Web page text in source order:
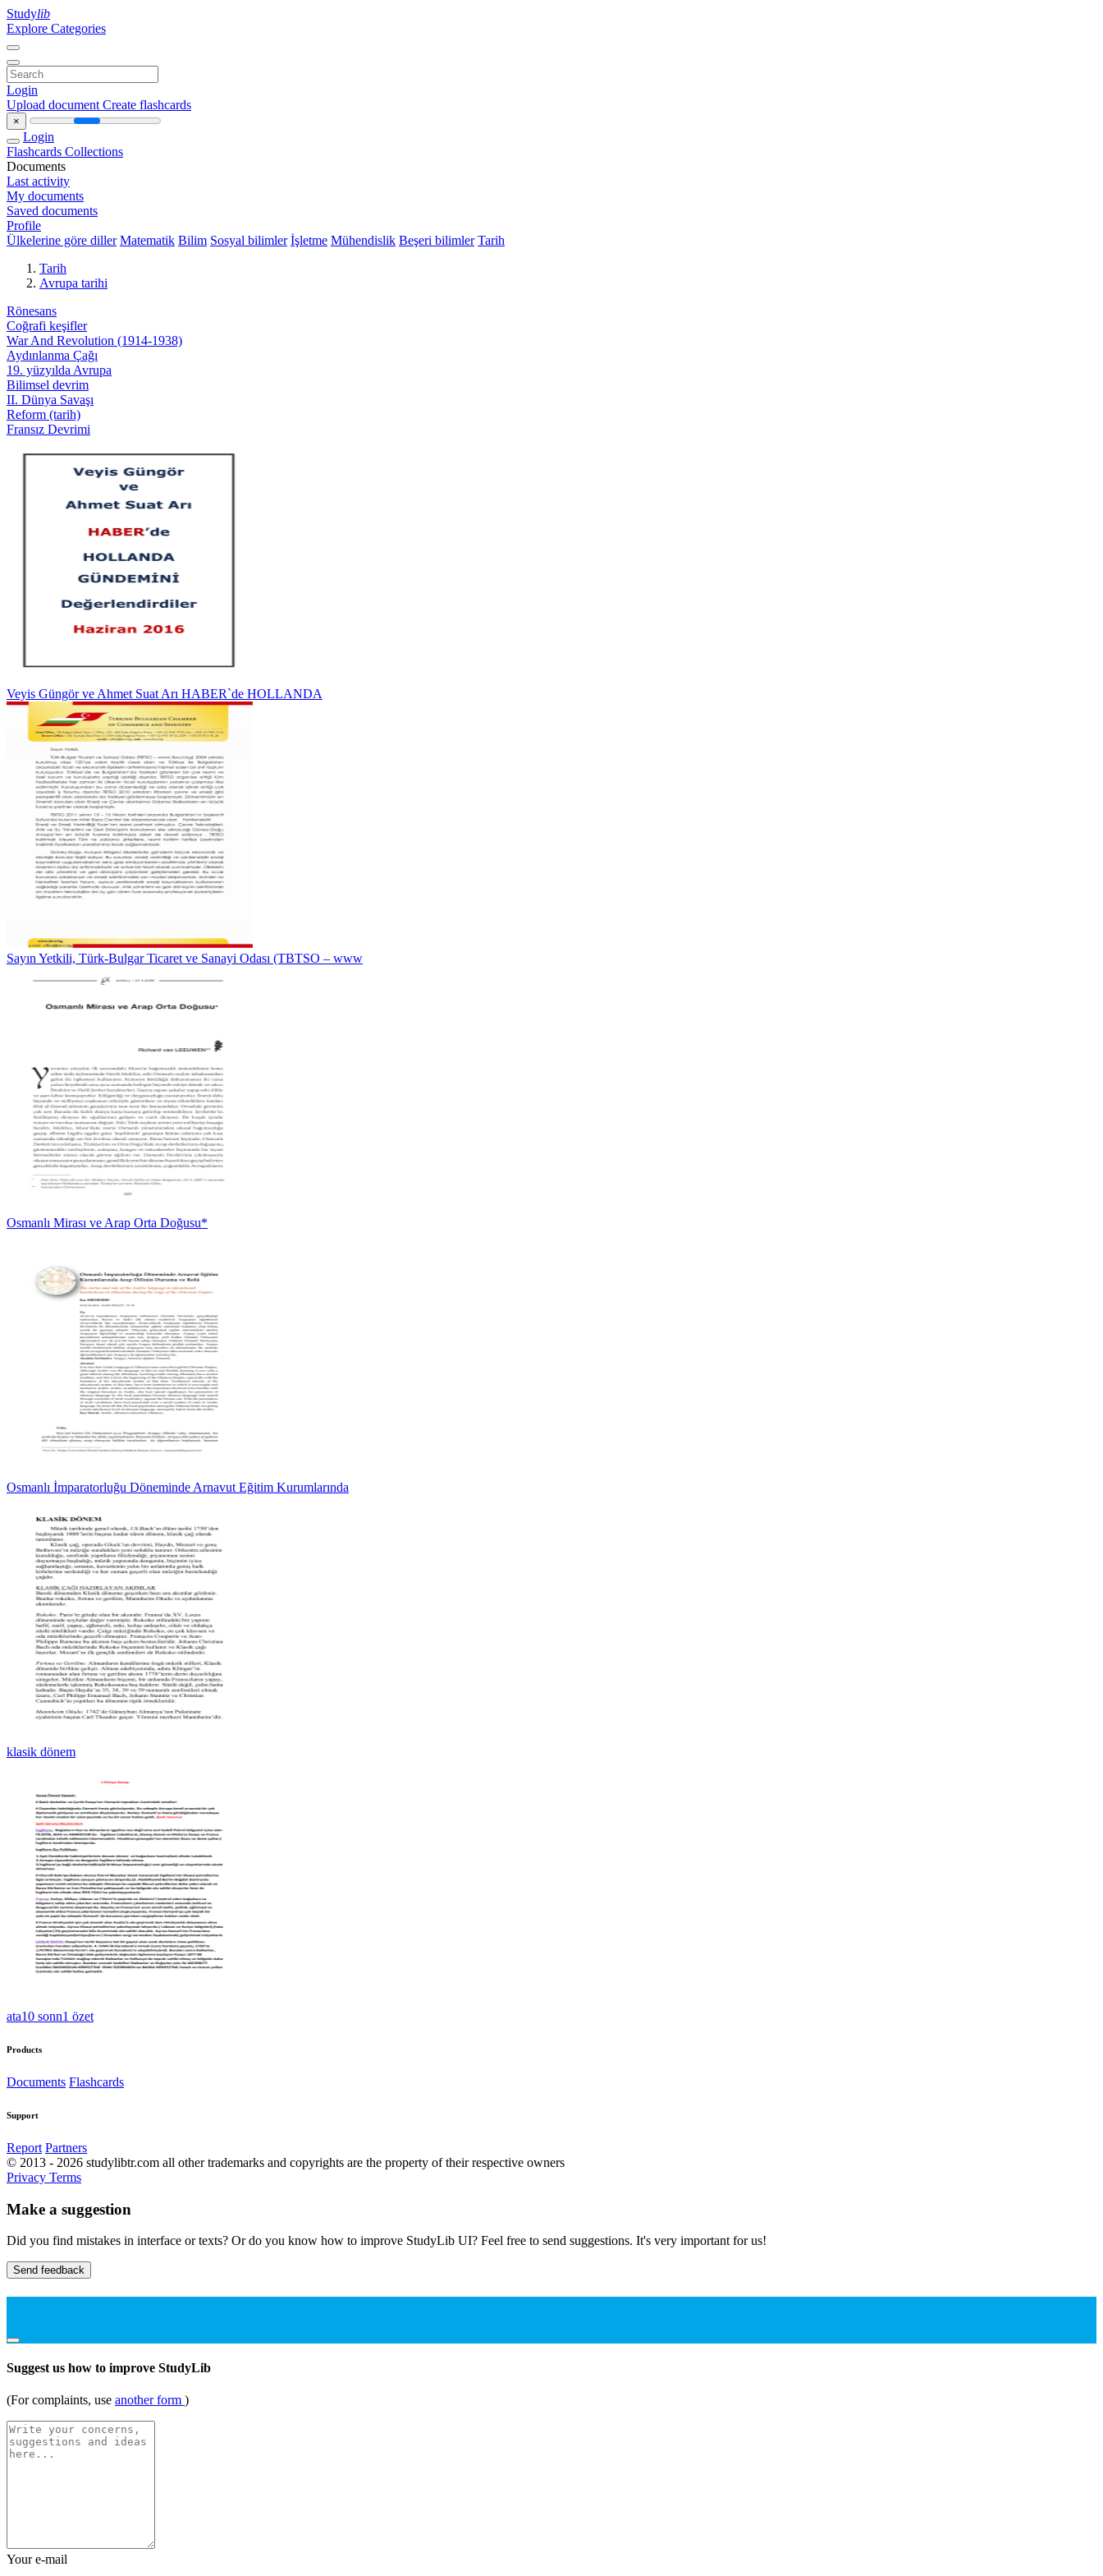
Studylib
Explore Categories
Login
Upload document Create flashcards
×
Login
Flashcards Collections
Documents
Last activity
My documents
Saved documents
Profile
Ülkelerine göre diller Matematik Bilim Sosyal bilimler İşletme Mühendislik Beşeri bilimler Tarih
Tarih
Avrupa tarihi
Rönesans
Coğrafi keşifler
War And Revolution (1914-1938)
Aydınlanma Çağı
19. yüzyılda Avrupa
Bilimsel devrim
II. Dünya Savaşı
Reform (tarih)
Fransız Devrimi
Veyis Güngör ve Ahmet Suat Arı HABER`de HOLLANDA
Sayın Yetkili, Türk-Bulgar Ticaret ve Sanayi Odası (TBTSO – www
Osmanlı Mirası ve Arap Orta Doğusu*
Osmanlı İmparatorluğu Döneminde Arnavut Eğitim Kurumlarında
klasik dönem
ata10 sonn1 özet
Products
Documents Flashcards
Support
Report Partners
© 2013 - 2026 studylibtr.com all other trademarks and copyrights are the property of their respective owners
Privacy Terms
Make a suggestion
Did you find mistakes in interface or texts? Or do you know how to improve StudyLib UI? Feel free to send suggestions. It's very important for us!
Send feedback
Suggest us how to improve StudyLib
(For complaints, use another form )
Your e-mail